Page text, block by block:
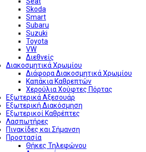
Skoda
Smart
Subaru
Suzuki
Toyota
VW
Διεθνείς
Διακοσμητικά Χρωμίου
Διάφορα Διακοσμητικά Χρωμίου
Καπάκια Καθρεπτών
Χερούλια Χούφτες Πόρτας
Εξωτερικά Αξεσουάρ
Εξωτερική Διακόσμηση
Εξωτερικοί Καθρέπτες
Λασπωτήρες
Πινακίδες και Σήμανση
Προστασία
Θήκες Τηλεφώνου